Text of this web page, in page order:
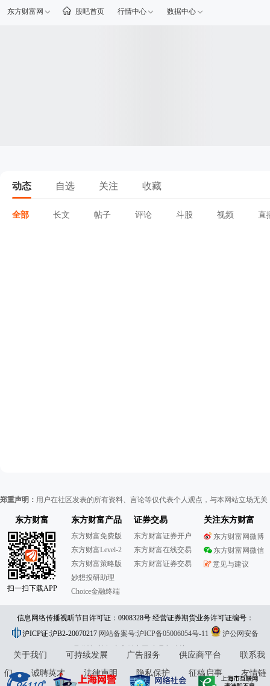
东方财富网 股吧首页 行情中心 数据中心
动态 自选 关注 收藏
全部 长文 帖子 评论 斗股 视频 直
郑重声明： 用户在社区发表的所有资料、言论等仅代表个人观点，与本网站立场无
东方财富
扫一扫下载APP
东方财富产品
东方财富免费版
东方财富Level-2
东方财富策略版
妙想投研助理
Choice金融终端
证券交易
东方财富证券开户
东方财富在线交易
东方财富证券交易
关注东方财富
东方财富网微博
东方财富网微信
意见与建议
信息网络传播视听节目许可证：0908328号 经营证券期货业务许可证编号：
913101046312860336 违法和不良信息举报:021-61278686 举报邮箱：
jubao@eastmoney.com
沪ICP证:沪B2-20070217 网站备案号:沪ICP备05006054号-11
沪公网安备
31010402000120号版权所有:东方财富网意见与建议:4000300059/952500
关于我们 可持续发展 广告服务 供应商平台
联系我
们
诚聘英才 法律声明 隐私保护 征稿启事
友情链